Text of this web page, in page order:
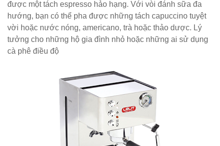
Kệ decor
trang trí
KM01 - Kệ
vách ngăn
được một tách espresso hảo hạng. Với vòi đánh sữa đa
hướng, bạn có thể pha được những tách capuccino tuyệt
vời hoặc nước nóng, americano, trà hoặc thảo dược. Lý
tưởng cho những hộ gia đình nhỏ hoặc những ai sử dụng
cà phê điều độ